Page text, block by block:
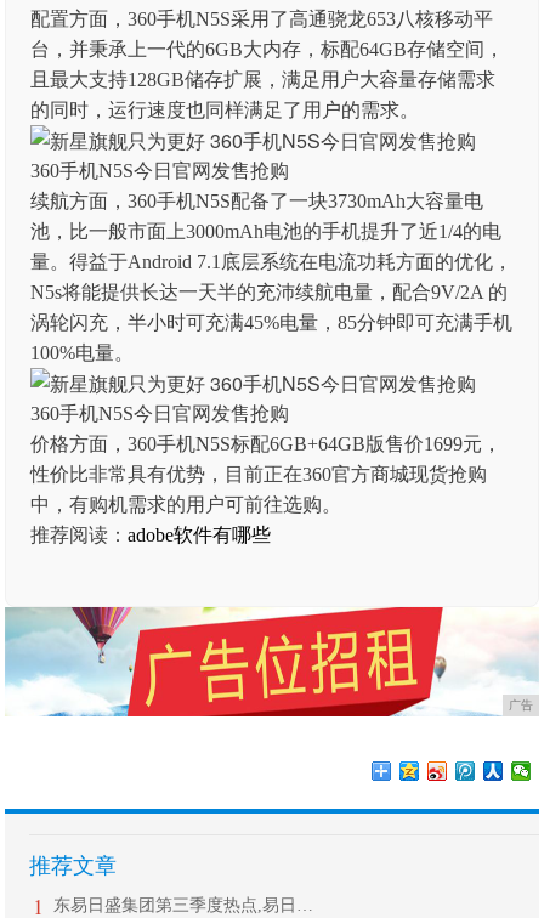
配置方面，360手机N5S采用了高通骁龙653八核移动平
台，并秉承上一代的6GB大内存，标配64GB存储空间，
且最大支持128GB储存扩展，满足用户大容量存储需求
的同时，运行速度也同样满足了用户的需求。
360手机N5S今日官网发售抢购
续航方面，360手机N5S配备了一块3730mAh大容量电
池，比一般市面上3000mAh电池的手机提升了近1/4的电
量。得益于Android 7.1底层系统在电流功耗方面的优化，
N5s将能提供长达一天半的充沛续航电量，配合9V/2A 的
涡轮闪充，半小时可充满45%电量，85分钟即可充满手机
100%电量。
360手机N5S今日官网发售抢购
价格方面，360手机N5S标配6GB+64GB版售价1699元，
性价比非常具有优势，目前正在360官方商城现货抢购
中，有购机需求的用户可前往选购。
推荐阅读：adobe软件有哪些
广告
推荐文章
1 东易日盛集团第三季度热点,易日通开启